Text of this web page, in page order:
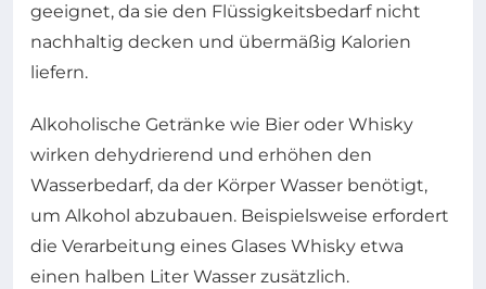
geeignet, da sie den Flüssigkeitsbedarf nicht
nachhaltig decken und übermäßig Kalorien
liefern.
Alkoholische Getränke wie Bier oder Whisky
wirken dehydrierend und erhöhen den
Wasserbedarf, da der Körper Wasser benötigt,
um Alkohol abzubauen. Beispielsweise erfordert
die Verarbeitung eines Glases Whisky etwa
einen halben Liter Wasser zusätzlich.